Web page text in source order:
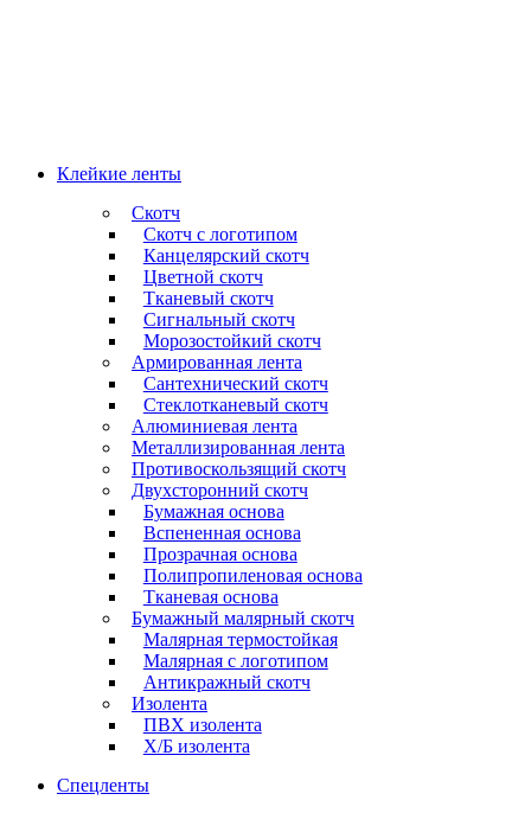
Клейкие ленты
Скотч
Скотч с логотипом
Канцелярский скотч
Цветной скотч
Тканевый скотч
Сигнальный скотч
Морозостойкий скотч
Армированная лента
Сантехнический скотч
Стеклотканевый скотч
Алюминиевая лента
Металлизированная лента
Противоскользящий скотч
Двухсторонний скотч
Бумажная основа
Вспененная основа
Прозрачная основа
Полипропиленовая основа
Тканевая основа
Бумажный малярный скотч
Малярная термостойкая
Малярная с логотипом
Антикражный скотч
Изолента
ПВХ изолента
Х/Б изолента
Спецленты